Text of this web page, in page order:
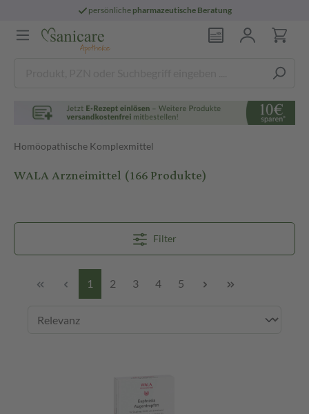
persönliche pharmazeutische Beratung
Homöopathische Komplexmittel
WALA Arzneimittel (166 Produkte)
Filter
1 2 3 4 5